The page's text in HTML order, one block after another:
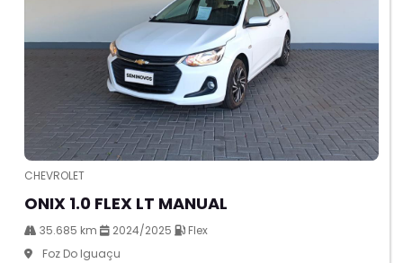
CHEVROLET
ONIX 1.0 FLEX LT MANUAL
35.685 km 2024/2025
Flex
Foz Do Iguaçu